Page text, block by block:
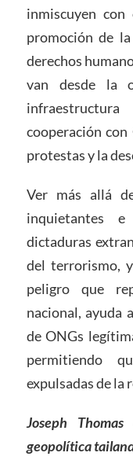
inmiscuyen
promoción de
derechos
van desde la
cooperación
protestas y la
Ver más allá
inquietantes
dictaduras
del terrorismo,
peligro que
nacional, ayuda
de ONGs
permitiendo
expulsadas de la
Joseph
geopolítica